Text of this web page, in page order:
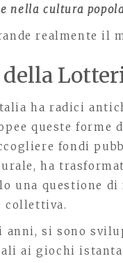
nella cultura
realmente il
della
ha radici
queste forme
fondi
ha
una questione di
collettiva.
anni, si sono
ai giochi